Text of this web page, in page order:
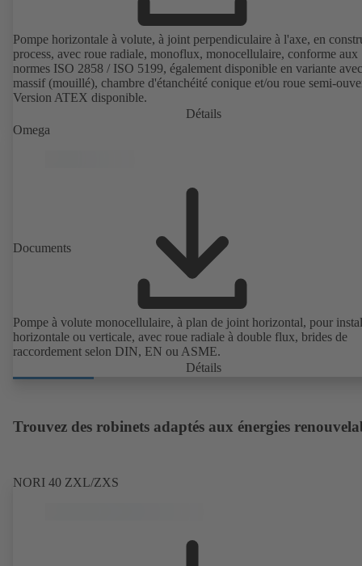
Pompe horizontale à volute, à joint perpendiculaire à l'axe, en
process, avec roue radiale, monoflux, monocellulaire, conforme aux
normes ISO 2858 / ISO 5199, également disponible en variante
massif (mouillé), chambre d'étanchéité conique et/ou roue semi-
Version ATEX disponible.
Détails
Omega
Documents
Pompe à volute monocellulaire, à plan de joint horizontal, pour
horizontale ou verticale, avec roue radiale à double flux, brides de
raccordement selon DIN, EN ou ASME.
Détails
Trouvez des robinets adaptés aux énergies
NORI 40 ZXL/ZXS